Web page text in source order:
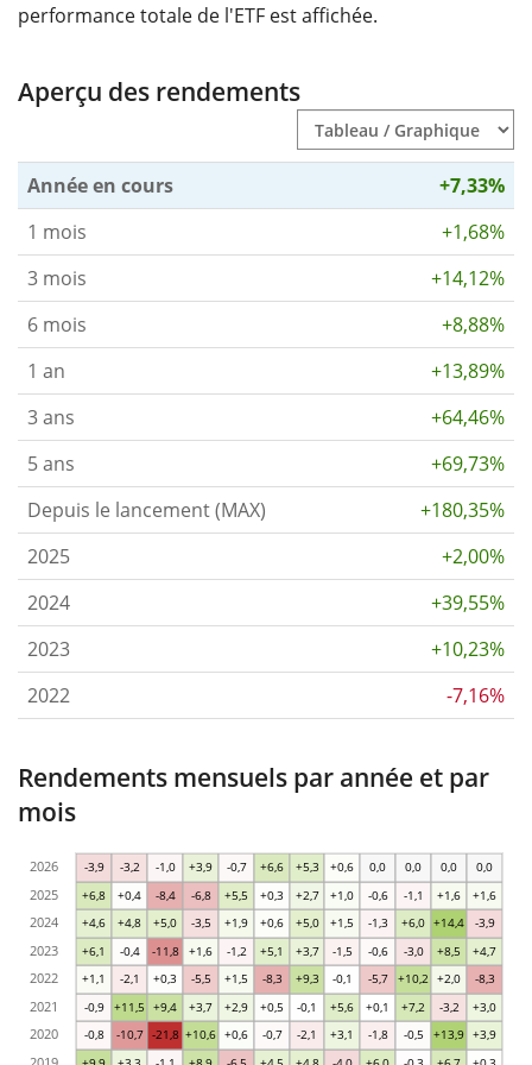
performance totale de l'ETF est affichée.
Aperçu des rendements
Année en cours
+7,33%
1 mois
+1,68%
3 mois
+14,12%
6 mois
+8,88%
1 an
+13,89%
3 ans
+64,46%
5 ans
+69,73%
Depuis le lancement (MAX)
+180,35%
2025
+2,00%
2024
+39,55%
2023
+10,23%
2022
-7,16%
Rendements mensuels par année et par
mois
-0,8 -10,7 -21,8 +10,6 +0,6 -0,7 -2,1 +3,1 -1,8 -0,5 +13,9 +3,9
-0,9 +11,5 +9,4 +3,7 +2,9 +0,5 -0,1 +5,6 +0,1 +7,2 -3,2 +3,0
+1,1 -2,1 +0,3 -5,5 +1,5 -8,3 +9,3 -0,1 -5,7 +10,2 +2,0 -8,3
+6,1 -0,4 -11,8 +1,6 -1,2 +5,1 +3,7 -1,5 -0,6 -3,0 +8,5 +4,7
+4,6 +4,8 +5,0 -3,5 +1,9 +0,6 +5,0 +1,5 -1,3 +6,0 +14,4 -3,9
+6,8 +0,4 -8,4 -6,8 +5,5 +0,3 +2,7 +1,0 -0,6 -1,1 +1,6 +1,6
-3,9 -3,2 -1,0 +3,9 -0,7 +6,6 +5,3 +0,6 0,0 0,0 0,0 0,0
2020
2021
2022
2023
2024
2025
2026